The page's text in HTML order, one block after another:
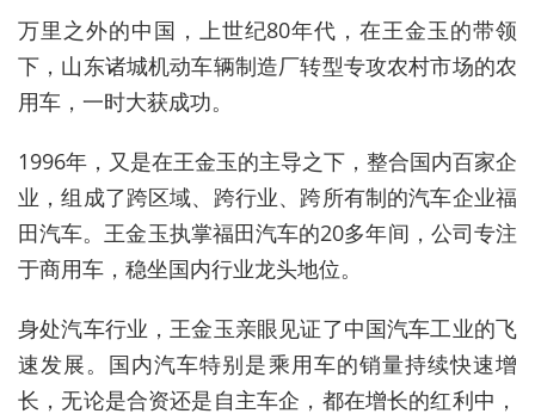
万里之外的中国，上世纪80年代，在王金玉的带领
下，山东诸城机动车辆制造厂转型专攻农村市场的农
用车，一时大获成功。
1996年，又是在王金玉的主导之下，整合国内百家企
业，组成了跨区域、跨行业、跨所有制的汽车企业福
田汽车。王金玉执掌福田汽车的20多年间，公司专注
于商用车，稳坐国内行业龙头地位。
身处汽车行业，王金玉亲眼见证了中国汽车工业的飞
速发展。国内汽车特别是乘用车的销量持续快速增
长，无论是合资还是自主车企，都在增长的红利中，